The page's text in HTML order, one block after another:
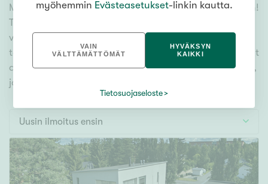
Rivitalo/paritalo
Omakoti-/erillistalo
Maa- tai metsätila
Vapaa-ajan asunto
Muut
Meiltä löydät myytävät asunnot, oli tarpeesi mikä vain!
Tuhansien kohteiden ja satojen kiinteistönvälittäjien
verkostomme auttaa sinua kenties elämäsi
tärkeimmässä päätöksessä. Katso alta kaikki myytävät
asunnot. Hyödynnä myös kätevää hakutyökaluamme,
jonka avulla löydät omien toiveidesi mukaisen kodin.
Uusin ilmoitus ensin
myöhemmin Evästeasetukset-linkin kautta.
VAIN
VÄLTTÄMÄTTÖMÄT
HYVÄKSYN
KAIKKI
Tietosuojaseloste